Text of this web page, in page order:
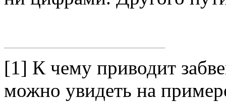
[1] К чему приводит
можно увидеть на